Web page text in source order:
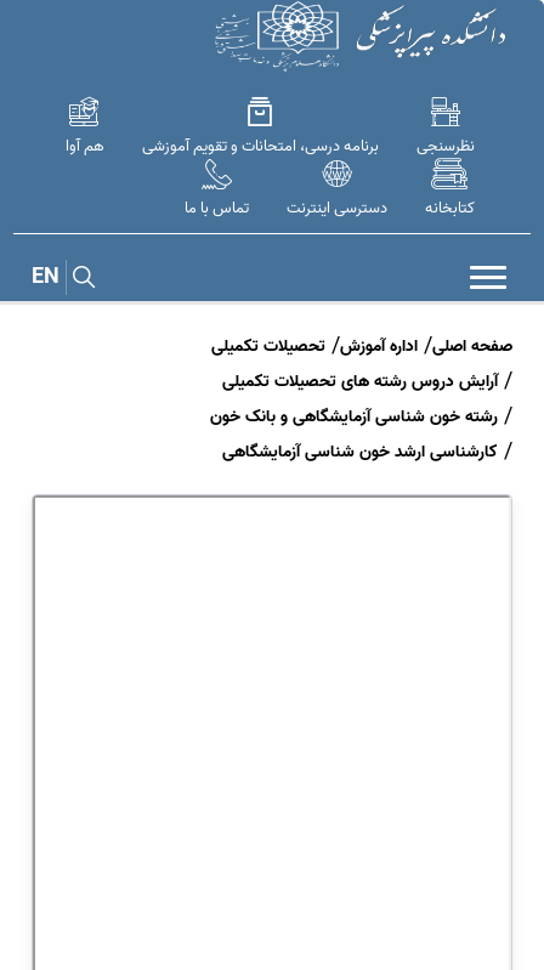
نظرسنجی برنامه درسی، امتحانات و تقویم آموزشی هم آوا
کتابخانه دسترسی اینترنت تماس با ما
EN
صفحه اصلی اداره آموزش تحصیلات تکمیلی
آرایش دروس رشته های تحصیلات تکمیلی
رشته خون شناسی آزمایشگاهی و بانک خون
کارشناسی ارشد خون شناسی آزمایشگاهی